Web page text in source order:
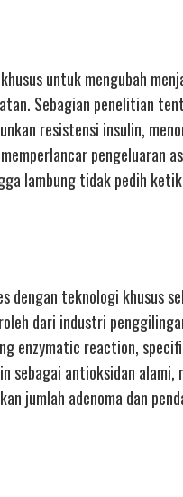
untuk mengubah
Sebagian penelitian
resistensi insulin,
pengeluaran
lambung tidak pedih
dengan teknologi khusus
dari industri
enzymatic reaction,
sebagai antioksidan
jumlah adenoma dan